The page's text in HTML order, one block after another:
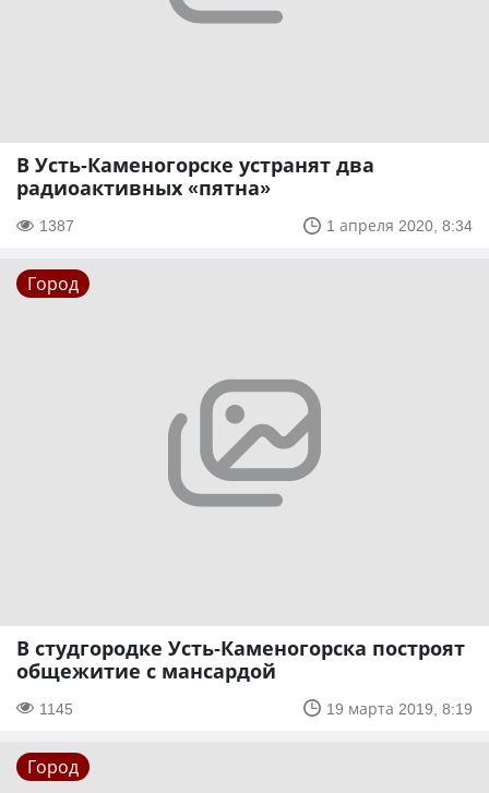
В Усть-Каменогорске устранят два
радиоактивных «пятна»
1387 1 апреля 2020, 8:34
Город
В студгородке Усть-Каменогорска построят
общежитие с мансардой
1145 19 марта 2019, 8:19
Город